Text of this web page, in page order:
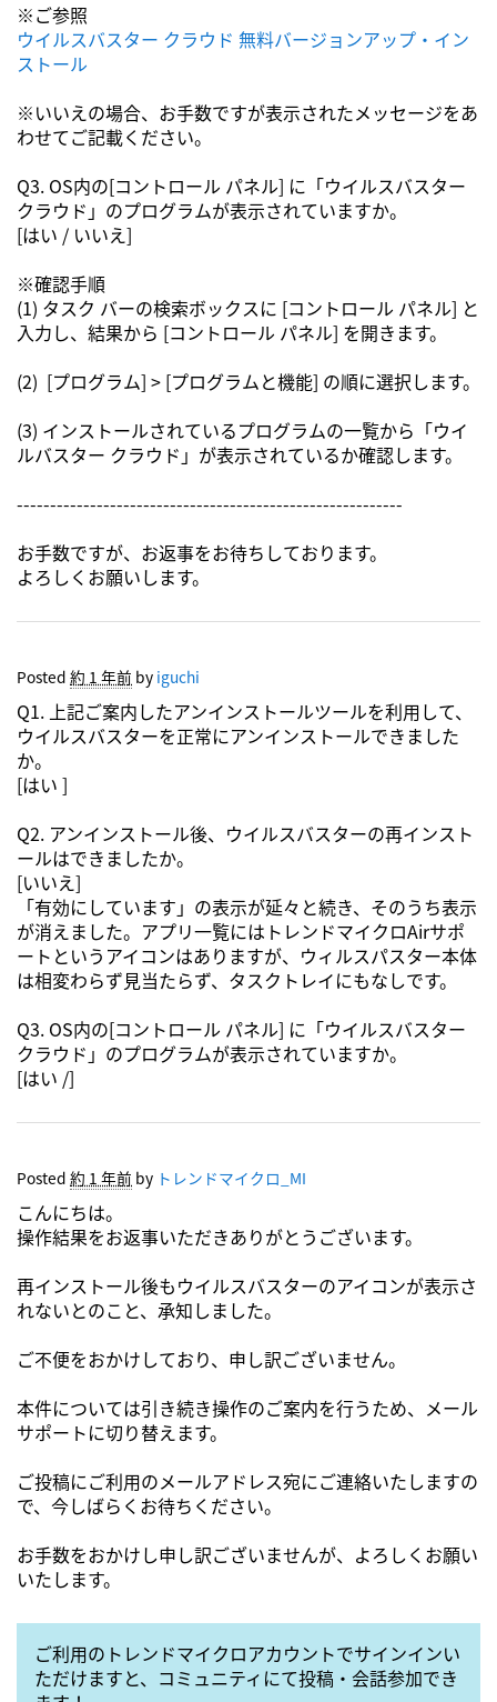
※ご参照
ウイルスバスター クラウド 無料バージョンアップ・イン
ストール
※いいえの場合、お手数ですが表示されたメッセージをあ
わせてご記載ください。
Q3. OS内の[コントロール パネル] に「ウイルスバスター
クラウド」のプログラムが表示されていますか。
[はい / いいえ]
※確認手順
(1) タスク バーの検索ボックスに [コントロール パネル] と
入力し、結果から [コントロール パネル] を開きます。
(2) [プログラム] > [プログラムと機能] の順に選択します。
(3) インストールされているプログラムの一覧から「ウイ
ルバスター クラウド」が表示されているか確認します。
----------------------------------------------------------
お手数ですが、お返事をお待ちしております。
よろしくお願いします。
Posted 約 1 年前 by iguchi
Q1. 上記ご案内したアンインストールツールを利用して、
ウイルスバスターを正常にアンインストールできました
か。
[はい ]
Q2. アンインストール後、ウイルスバスターの再インスト
ールはできましたか。
[いいえ]
「有効にしています」の表示が延々と続き、そのうち表示
が消えました。アプリ一覧にはトレンドマイクロAirサポ
ートというアイコンはありますが、ウィルスパスター本体
は相変わらず見当たらず、タスクトレイにもなしです。
Q3. OS内の[コントロール パネル] に「ウイルスバスター
クラウド」のプログラムが表示されていますか。
[はい /]
Posted 約 1 年前 by トレンドマイクロ_MI
こんにちは。
操作結果をお返事いただきありがとうございます。
再インストール後もウイルスバスターのアイコンが表示さ
れないとのこと、承知しました。
ご不便をおかけしており、申し訳ございません。
本件については引き続き操作のご案内を行うため、メール
サポートに切り替えます。
ご投稿にご利用のメールアドレス宛にご連絡いたしますの
で、今しばらくお待ちください。
お手数をおかけし申し訳ございませんが、よろしくお願い
いたします。
ご利用のトレンドマイクロアカウントでサインインい
ただけますと、コミュニティにて投稿・会話参加でき